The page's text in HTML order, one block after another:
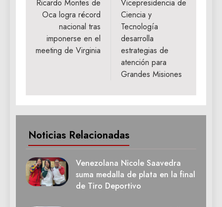
de
entradas
Ricardo Montes de
Oca logra récord
nacional tras
imponerse en el
meeting de Virginia
Vicepresidencia de
Ciencia y
Tecnología
desarrolla
estrategias de
atención para
Grandes Misiones
Noticias Relacionadas
Venezolana Nicole Saavedra
suma medalla de plata en la final
de Tiro Deportivo